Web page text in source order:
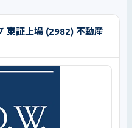
東証上場 (2982) 不動産